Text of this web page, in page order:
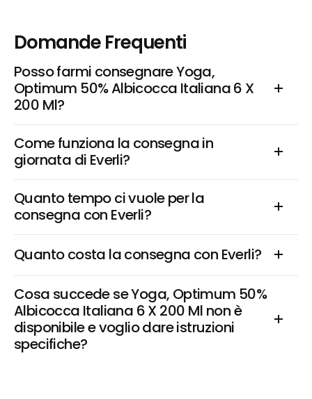
Domande Frequenti
Posso farmi consegnare Yoga,
Optimum 50% Albicocca Italiana 6 X
200 Ml?
Come funziona la consegna in
giornata di Everli?
Quanto tempo ci vuole per la
consegna con Everli?
Quanto costa la consegna con Everli?
Cosa succede se Yoga, Optimum 50%
Albicocca Italiana 6 X 200 Ml non è
disponibile e voglio dare istruzioni
specifiche?